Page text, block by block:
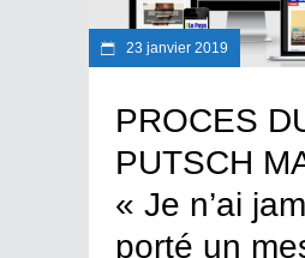
23 janvier 2019
PROCES
PUTSCH
« Je n’ai
porté un